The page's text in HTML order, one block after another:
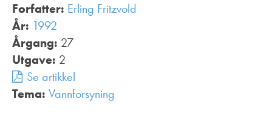
Forfatter: Erling Fritzvold
År: 1992
Årgang: 27
Utgave: 2
Se artikkel
Tema: Vannforsyning